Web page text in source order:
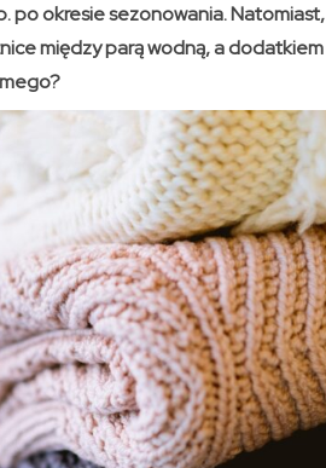
po okresie sezonowania.
między parą wodną, a